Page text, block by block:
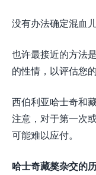
没有办法确定混血
也许最接近的方法
的性情，以评估您
西伯利亚哈士奇和
注意，对于第一次
可能难以应付。
哈士奇藏獒杂交的